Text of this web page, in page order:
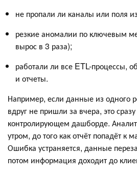
не пропали ли каналы или поля
резкие аномалии по ключевым
вырос в 3 раза);
работали ли все ETL-процессы,
и отчеты.
Например, если данные из одного
вдруг не пришли за вчера, это
контролирующем дашборде.
утром, до того как отчёт попадёт к
Ошибка устраняется, данные
потом информация доходит до